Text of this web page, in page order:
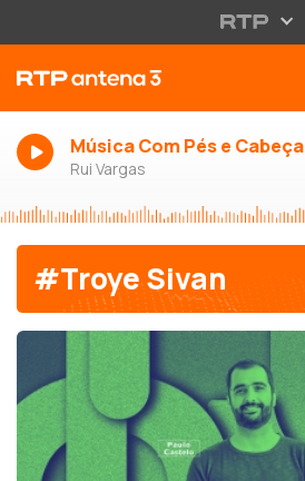
Música Com Pés e Cabeça
Rui Vargas
#Troye Sivan